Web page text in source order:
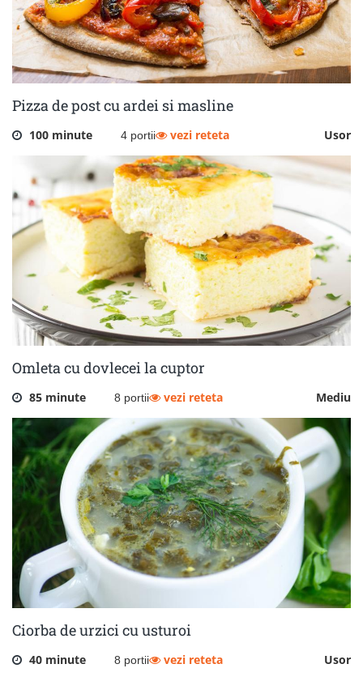
Pizza de post cu ardei si masline
100 minute 4 portii Usor
vezi reteta
Omleta cu dovlecei la cuptor
85 minute 8 portii Mediu
vezi reteta
Ciorba de urzici cu usturoi
40 minute 8 portii Usor
vezi reteta